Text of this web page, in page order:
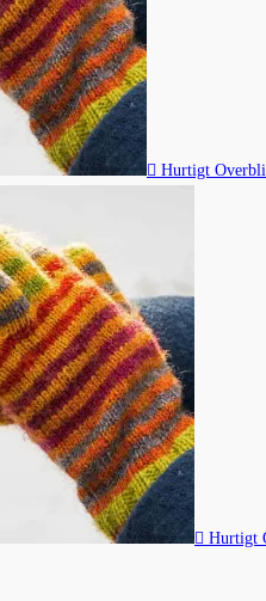
Hurtigt
Hurtigt